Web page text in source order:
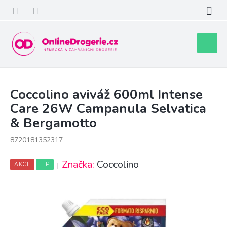
obsah
košík
Coccolino aviváž 600ml Intense
Care 26W Campanula Selvatica
& Bergamotto
8720181352317
AKCE TIP Značka: Coccolino